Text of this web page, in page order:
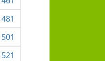
481
501
521